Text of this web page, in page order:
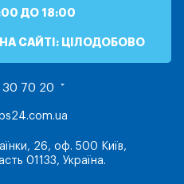
ДО 18:00
САЙТІ: ЦІЛОДОБОВО
70 20
26, оф. 500 Київ,
01133, Україна.